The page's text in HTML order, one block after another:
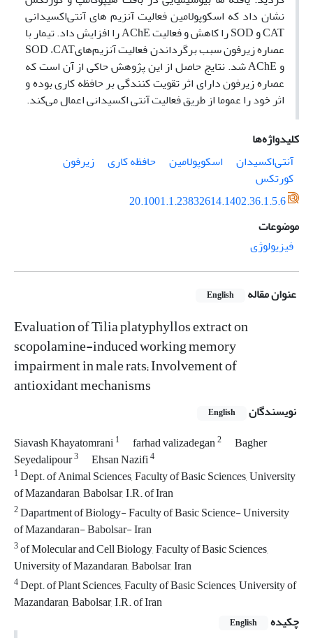
نشان داد که اسکوپولامین فعالیت آنزیم های آنتی‌اکسیدانی
CAT و SOD را کاهش و فعالیت AChE را افزایش داد. تیمار با
عصاره زیرفون سبب برگرداندن فعالیت آنزیم‌هایSOD ،CAT
و AChE شد. نتایج حاصل از این پژوهش حاکی از آن است که
عصاره زیرفون دارای اثر تقویت کنندگی بر حافظه کاری بوده و
اثر خود را عموما از طریق فعالیت آنتی اکسیدانی اعمال می‌کند.
کلیدواژه‌ها
آنتی‌اکسیدان
اسکوپولامین حافظه کاری
زیرفون
کورتکس
20.1001.1.23832614.1402.36.1.5.6
موضوعات
فیزیولوژی
عنوان مقاله English
Evaluation of Tilia platyphyllos extract on
scopolamine-induced working memory
impairment in male rats; Involvement of
antioxidant mechanisms
نویسندگان English
Siavash Khayatomrani1 farhad valizadegan2
Bagher
Seyedalipour3 Ehsan Nazifi4
1Dept. of Animal Sciences, Faculty of Basic Sciences, University
of Mazandaran, Babolsar, I.R. of Iran
2Dapartment of Biology- Faculty of Basic Science- University
of Mazandaran- Babolsar- Iran
3of Molecular and Cell Biology, Faculty of Basic Sciences,
University of Mazandaran, Babolsar, Iran
4Dept. of Plant Sciences, Faculty of Basic Sciences, University of
Mazandaran, Babolsar, I.R. of Iran
چکیده
English